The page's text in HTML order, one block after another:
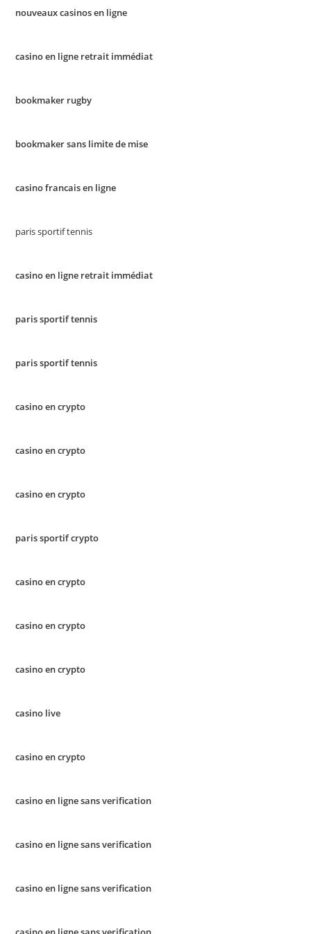
nouveaux casinos en ligne
casino en ligne retrait immédiat
bookmaker rugby
bookmaker sans limite de mise
casino francais en ligne
paris sportif tennis
casino en ligne retrait immédiat
paris sportif tennis
paris sportif tennis
casino en crypto
casino en crypto
casino en crypto
paris sportif crypto
casino en crypto
casino en crypto
casino en crypto
casino live
casino en crypto
casino en ligne sans verification
casino en ligne sans verification
casino en ligne sans verification